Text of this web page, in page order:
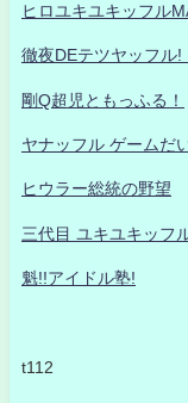
ヒロユキユキッフル
徹夜DEテツヤッフル!
剛Q超児ともっふる！
ヤナッフル ゲームだ
ヒウラー総統の野望
三代目 ユキユキッフ
魁!!アイドル塾!
t112